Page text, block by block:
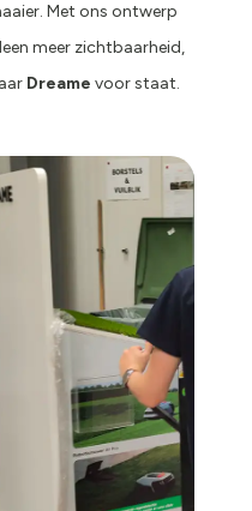
Met ons ontwerp
meer zichtbaarheid,
Dreame voor staat.